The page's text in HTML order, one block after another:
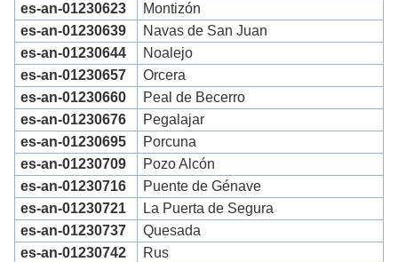
es-an-01230623
Montizón
es-an-01230639
Navas de San Juan
es-an-01230644
Noalejo
es-an-01230657
Orcera
es-an-01230660
Peal de Becerro
es-an-01230676
Pegalajar
es-an-01230695
Porcuna
es-an-01230709
Pozo Alcón
es-an-01230716
Puente de Génave
es-an-01230721
La Puerta de Segura
es-an-01230737
Quesada
es-an-01230742
Rus